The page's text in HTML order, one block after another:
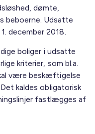
dømte,
beboerne. Udsatte
december 2018.
boliger i udsatte
kriterier, som bl.a.
være beskæftigelse
kaldes obligatorisk
fastlægges af